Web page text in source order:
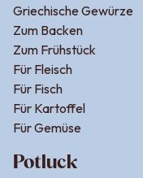
Griechische Gewürze
Zum Backen
Zum Frühstück
Für Fleisch
Für Fisch
Für Kartoffel
Für Gemüse
Potluck